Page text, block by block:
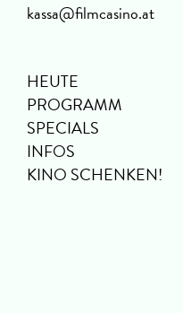
kassa@filmcasino.at
HEUTE
PROGRAMM
SPECIALS
INFOS
KINO SCHENKEN!